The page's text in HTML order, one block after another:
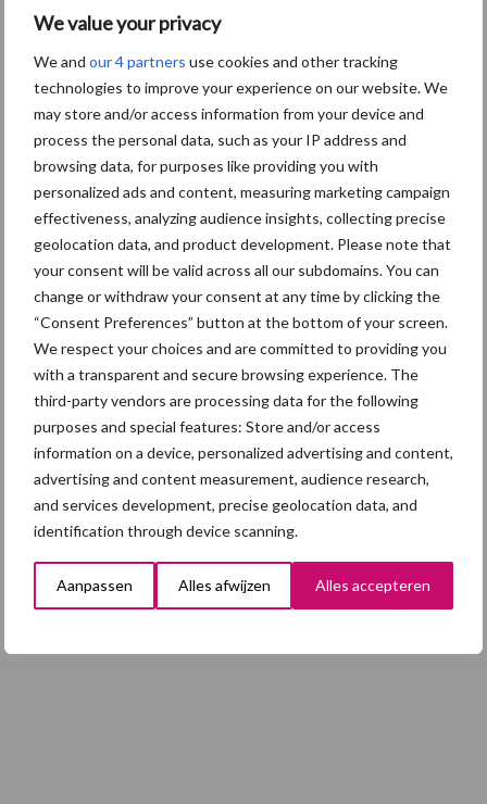
We value your privacy
We and our 4 partners use cookies and other tracking
technologies to improve your experience on our website. We
may store and/or access information from your device and
process the personal data, such as your IP address and
browsing data, for purposes like providing you with
personalized ads and content, measuring marketing campaign
effectiveness, analyzing audience insights, collecting precise
geolocation data, and product development. Please note that
your consent will be valid across all our subdomains. You can
change or withdraw your consent at any time by clicking the
“Consent Preferences” button at the bottom of your screen.
We respect your choices and are committed to providing you
with a transparent and secure browsing experience. The
third-party vendors are processing data for the following
purposes and special features: Store and/or access
information on a device, personalized advertising and content,
advertising and content measurement, audience research,
and services development, precise geolocation data, and
identification through device scanning.
Aanpassen Alles afwijzen Alles accepteren
kunnen we het voorkomen?
5 aug
“Vraag naar praktische
hygieneoplossingen is in Polen
groter dan ooit”
Eliminatieprotocol voor
Mycoplasma hyopneumoniae
4 aug
AVP in Finland onderstreept dat
alertheid belangrijk is, zeker nu
Toon meer